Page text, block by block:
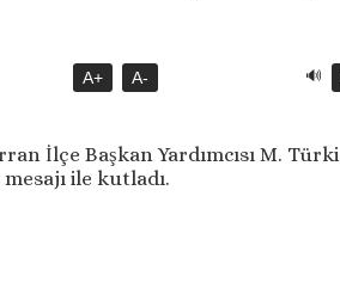
A+ A- 🔊
İlçe Başkan Yardımcısı M. Türki
ile kutladı.